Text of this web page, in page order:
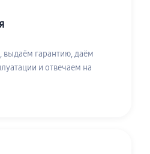
выдаём гарантию, даём
и отвечаем на